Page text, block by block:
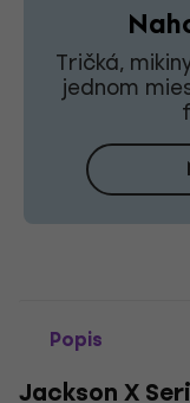
Tričká,
jednom
Popis
Jackson X